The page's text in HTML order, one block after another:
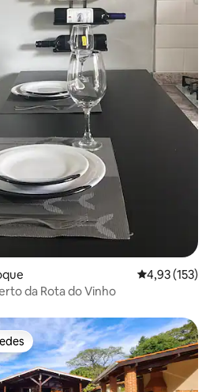
4,93 de uma
4,93 (153)
da Rota do Vinho
dos hóspedes